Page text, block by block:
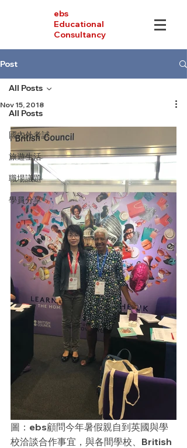
ebs
Educational
Consultancy
Post
All Posts
國內外考試
旅遊生活
職場議題
學員分享
All Posts
Nov 15, 2018
圖：ebs顧問今年暑假親自到英國與學
校洽談合作事宜，與各間學校、British